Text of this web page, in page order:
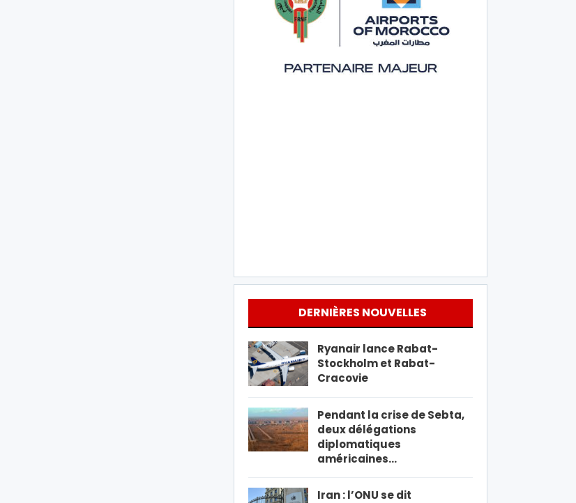
DERNIÈRES NOUVELLES
Ryanair lance Rabat-
Stockholm et Rabat-
Cracovie
Pendant la crise de Sebta,
deux délégations
diplomatiques
américaines…
Iran : l’ONU se dit